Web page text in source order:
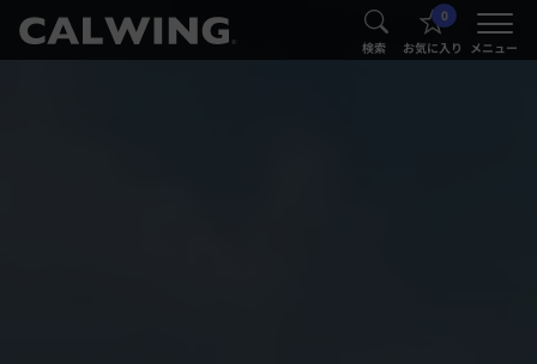
® 検索
0
お気に入り メニュー
®